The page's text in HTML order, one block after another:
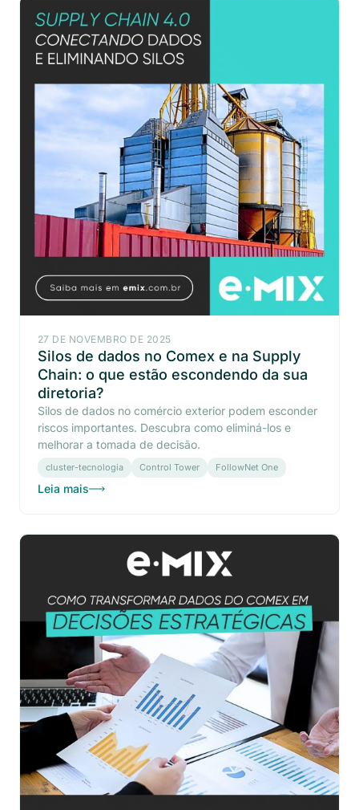
27 DE NOVEMBRO DE 2025
Silos de dados no Comex e na Supply
Chain: o que estão escondendo da sua
diretoria?
Silos de dados no comércio exterior podem esconder
riscos importantes. Descubra como eliminá-los e
melhorar a tomada de decisão.
cluster-tecnologia Control Tower FollowNet One
Leia mais